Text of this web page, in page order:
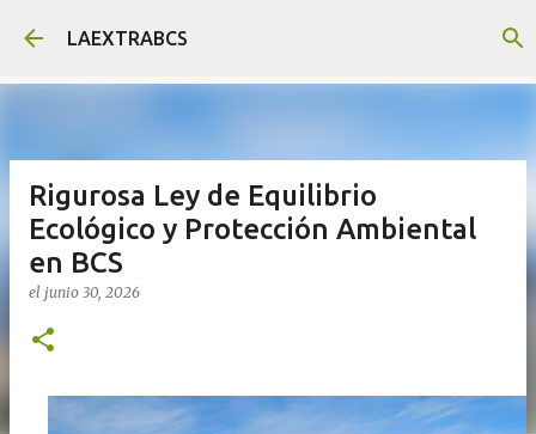
Ir al contenido principal
LAEXTRABCS
Rigurosa Ley de Equilibrio
Ecológico y Protección Ambiental
en BCS
el junio 30, 2026